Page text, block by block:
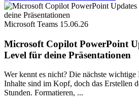
Microsoft Teams 15.06.26
Microsoft Copilot PowerPoint
Level für deine Präsentationen
Wer kennt es nicht? Die nächste wichtige
Inhalte sind im Kopf, doch das Erstellen
Stunden. Formatieren, ...